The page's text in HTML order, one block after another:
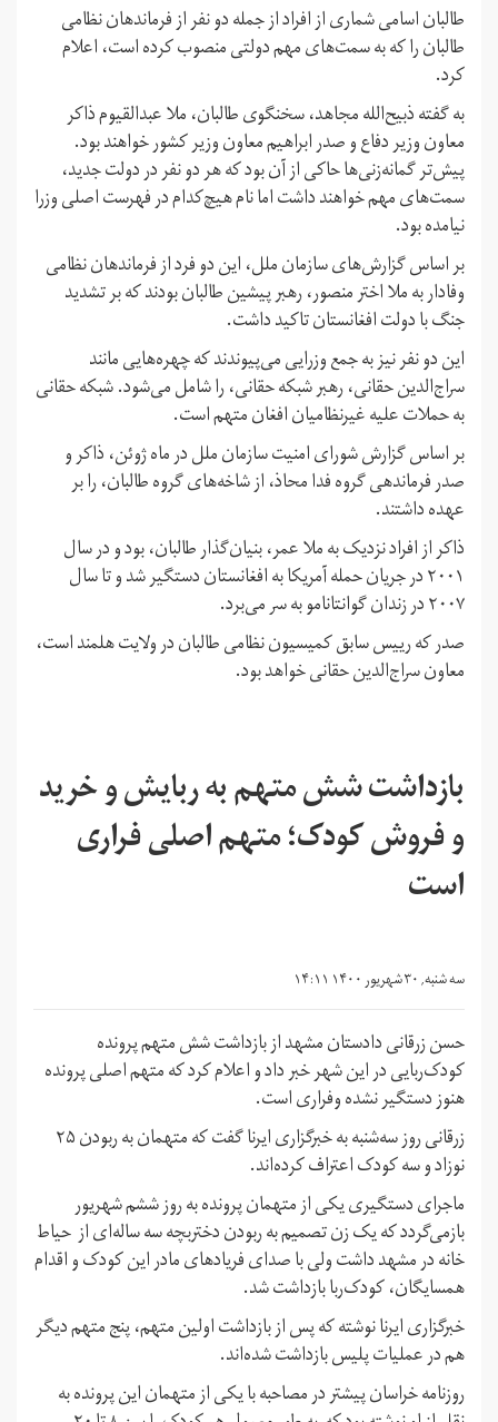
طالبان اسامی شماری از افراد از جمله دو نفر از فرماندهان نظامی
طالبان را که به سمت‌های مهم دولتی منصوب کرده است، اعلام
کرد.
به گفته ذبیح‌الله مجاهد، سخنگوی طالبان، ملا عبدالقیوم ذاکر
معاون وزیر دفاع و صدر ابراهیم معاون وزیر کشور خواهند بود.
پیش‌تر گمانه‌زنی‌ها حاکی از آن بود که هر دو نفر در دولت جدید،
سمت‌های مهم خواهند داشت اما نام هیچ‌کدام در فهرست اصلی وزرا
نیامده بود.
بر اساس گزارش‌های سازمان ملل، این دو فرد از فرماندهان نظامی
وفادار به ملا اختر منصور، رهبر پیشین طالبان بودند که بر تشدید
جنگ با دولت افغانستان تاکید داشت.
این دو نفر نیز به جمع وزرایی می‌پیوندند که چهره‌هایی مانند
سراج‌الدین حقانی، رهبر شبکه حقانی، را شامل می‌شود. شبکه حقانی
به حملات علیه غیرنظامیان افغان متهم است.
بر اساس گزارش شورای امنیت سازمان ملل در ماه ژوئن، ذاکر و
صدر فرماندهی گروه فدا محاذ، از شاخه‌های گروه طالبان، را بر
عهده داشتند.
ذاکر از افراد نزدیک به ملا عمر، بنیان‌گذار طالبان، بود و در سال
۲۰۰۱ در جریان حمله آمریکا به افغانستان دستگیر شد و تا سال
۲۰۰۷ در زندان گوانتانامو به سر می‌برد.
صدر که رییس سابق کمیسیون نظامی طالبان در ولایت هلمند است،
معاون سراج‌الدین حقانی خواهد بود.
بازداشت شش متهم به ربایش و خرید
و فروش کودک؛ متهم اصلی فراری
است
سه شنبه, ۳۰ شهریور ۱۴۰۰ ۱۴:۱۱
حسن زرقانی دادستان مشهد از بازداشت شش متهم پرونده
کودک‌ربایی در این شهر خبر داد و اعلام کرد که متهم اصلی پرونده
هنوز دستگیر نشده وفراری است.
زرقانی روز سه‌شنبه به خبرگزاری ایرنا گفت که متهمان به ربودن ۲۵
نوزاد و سه کودک اعتراف کرده‌اند.
ماجرای دستگیری یکی از متهمان پرونده به روز ششم شهریور
بازمی‌گردد که یک زن تصمیم به ربودن دختربچه سه ساله‌ای از حیاط
خانه‌ در مشهد داشت ولی با صدای فریادهای مادر این کودک و اقدام
همسایگان، کودک‌ربا بازداشت شد.
خبرگزاری ایرنا نوشته که پس از بازداشت اولین متهم، پنج متهم دیگر
هم در عملیات پلیس بازداشت شده‌اند.
روزنامه خراسان پیشتر در مصاحبه با یکی از متهمان این پرونده به